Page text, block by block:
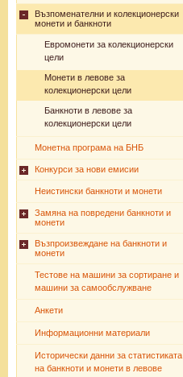
Възпоменателни и колекционерски
монети и банкноти
Евромонети за колекционерски
цели
Монети в левове за
колекционерски цели
Банкноти в левове за
колекционерски цели
Монетна програма на БНБ
Конкурси за нови емисии
Неистински банкноти и монети
Замяна на повредени банкноти и
монети
Възпроизвеждане на банкноти и
монети
Тестове на машини за сортиране и
машини за самообслужване
Анкети
Информационни материали
Исторически данни за статистиката
на банкноти и монети в левове